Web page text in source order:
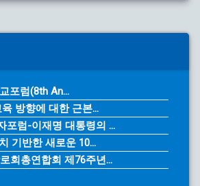
포럼(8th An...
방향에 대한 근본...
포럼-이재명 대통령의 ...
기반한 새로운 10...
회총연합회 제76주년...